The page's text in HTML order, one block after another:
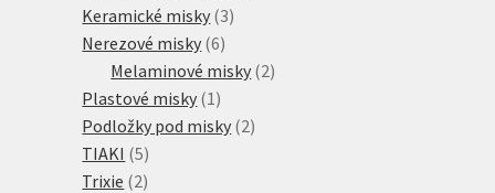
Keramické misky 33
Nerezové misky 66
produktů
Melaminové misky 22
Plastové misky 1 1
produkt
Podložky pod misky 22
TIAKI 55
produktů
Trixie 22